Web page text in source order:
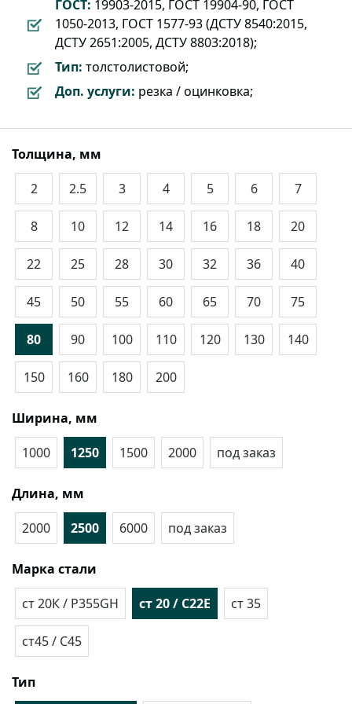
ГОСТ: 19903-2015, ГОСТ 19904-90, ГОСТ
1050-2013, ГОСТ 1577-93 (ДСТУ 8540:2015,
ДСТУ 2651:2005, ДСТУ 8803:2018);
Тип: толстолистовой;
Доп. услуги: резка / оцинковка;
Толщина, мм
2
2.5 3 4 5 6 7
8 10 12 14 16 18 20
22 25 28 30 32 36 40
45 50 55 60 65 70 75
80 90 100 110 120 130 140
150 160 180 200
Ширина, мм
1000
1250 1500 2000 под заказ
Длина, мм
2000
2500 6000 под заказ
Марка стали
cт 20К / P355GH
ст 20 / C22E ст 35
ст45 / C45
Тип